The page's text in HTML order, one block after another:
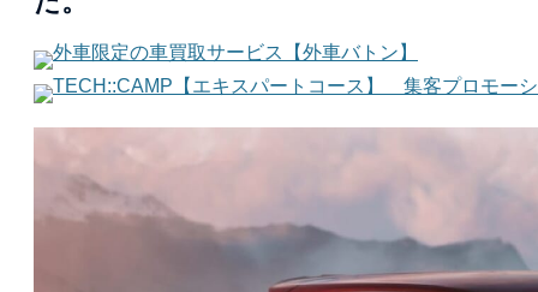
外車限定の車買取サービス【外車バトン】
TECH::CAMP【エキスパートコース】 集客プロモー